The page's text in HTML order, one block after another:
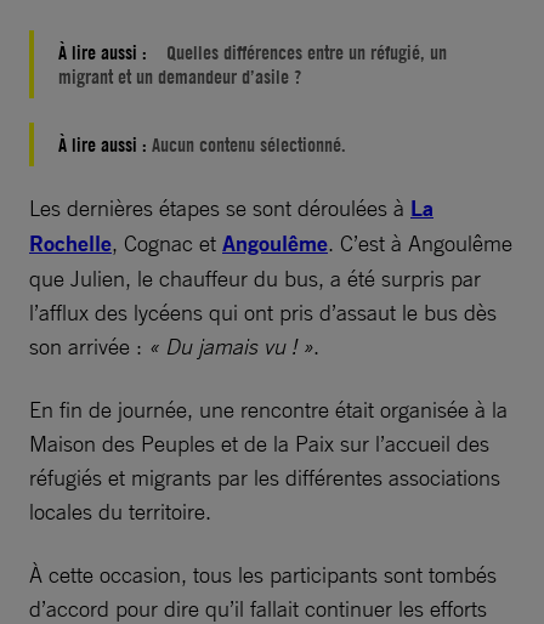
À lire aussi :
Quelles différences entre un réfugié, un
migrant et un demandeur d’asile ?
À lire aussi : Aucun contenu sélectionné.
Les dernières étapes se sont déroulées à La
Rochelle, Cognac et Angoulême. C’est à Angoulême
que Julien, le chauffeur du bus, a été surpris par
l’afflux des lycéens qui ont pris d’assaut le bus dès
son arrivée : « Du jamais vu ! ».
En fin de journée, une rencontre était organisée à la
Maison des Peuples et de la Paix sur l’accueil des
réfugiés et migrants par les différentes associations
locales du territoire.
À cette occasion, tous les participants sont tombés
d’accord pour dire qu’il fallait continuer les efforts